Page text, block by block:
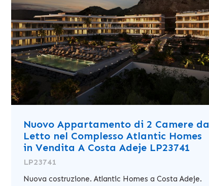
Nuovo Appartamento di 2 Camere da
Letto nel Complesso Atlantic Homes
in Vendita A Costa Adeje LP23741
LP23741
Nuova costruzione. Atlantic Homes a Costa Adeje.